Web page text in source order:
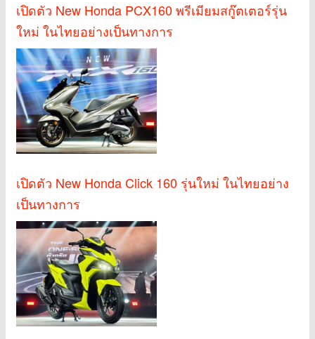
เปิดตัว New Honda PCX160 พรีเมียมสกู๊ตเตอร์รุ่น
ใหม่ ในไทยอย่างเป็นทางการ
เปิดตัว New Honda Click 160 รุ่นใหม่ ในไทยอย่าง
เป็นทางการ